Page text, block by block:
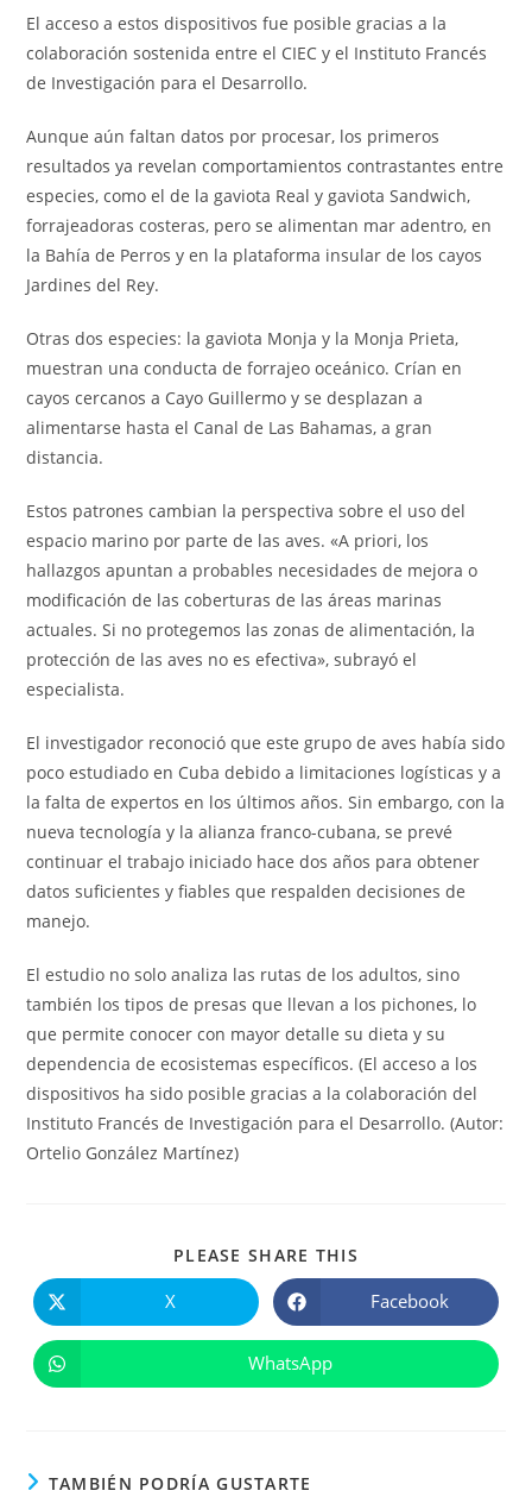
El acceso a estos dispositivos fue posible gracias a la
colaboración sostenida entre el CIEC y el Instituto Francés
de Investigación para el Desarrollo.
Aunque aún faltan datos por procesar, los primeros
resultados ya revelan comportamientos contrastantes entre
especies, como el de la gaviota Real y gaviota Sandwich,
forrajeadoras costeras, pero se alimentan mar adentro, en
la Bahía de Perros y en la plataforma insular de los cayos
Jardines del Rey.
Otras dos especies: la gaviota Monja y la Monja Prieta,
muestran una conducta de forrajeo oceánico. Crían en
cayos cercanos a Cayo Guillermo y se desplazan a
alimentarse hasta el Canal de Las Bahamas, a gran
distancia.
Estos patrones cambian la perspectiva sobre el uso del
espacio marino por parte de las aves. «A priori, los
hallazgos apuntan a probables necesidades de mejora o
modificación de las coberturas de las áreas marinas
actuales. Si no protegemos las zonas de alimentación, la
protección de las aves no es efectiva», subrayó el
especialista.
El investigador reconoció que este grupo de aves había sido
poco estudiado en Cuba debido a limitaciones logísticas y a
la falta de expertos en los últimos años. Sin embargo, con la
nueva tecnología y la alianza franco-cubana, se prevé
continuar el trabajo iniciado hace dos años para obtener
datos suficientes y fiables que respalden decisiones de
manejo.
El estudio no solo analiza las rutas de los adultos, sino
también los tipos de presas que llevan a los pichones, lo
que permite conocer con mayor detalle su dieta y su
dependencia de ecosistemas específicos. (El acceso a los
dispositivos ha sido posible gracias a la colaboración del
Instituto Francés de Investigación para el Desarrollo. (Autor:
Ortelio González Martínez)
PLEASE SHARE THIS
abre
en
ventana
X Se
abre
en
ventana
Facebook
Se
abre
WhatsApp
TAMBIÉN PODRÍA GUSTARTE